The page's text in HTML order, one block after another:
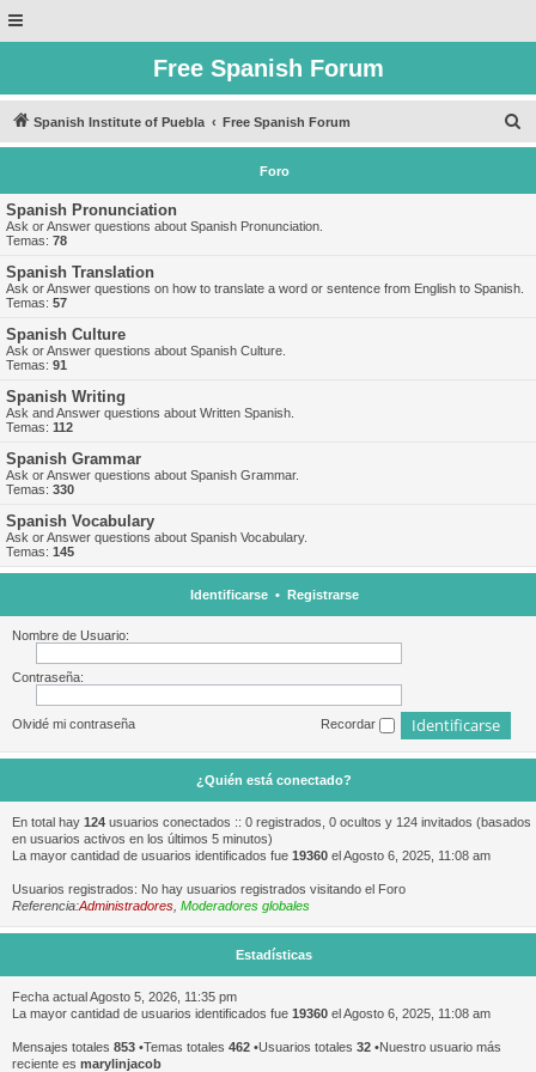
Free Spanish Forum
Spanish Institute of Puebla Free Spanish Forum
u
Foro
Spanish Pronunciation
Ask or Answer questions about Spanish Pronunciation.
Temas: 78
Spanish Translation
Ask or Answer questions on how to translate a word or sentence from English to Spanish.
Temas: 57
Spanish Culture
Ask or Answer questions about Spanish Culture.
Temas: 91
Spanish Writing
Ask and Answer questions about Written Spanish.
Temas: 112
Spanish Grammar
Ask or Answer questions about Spanish Grammar.
Temas: 330
Spanish Vocabulary
Ask or Answer questions about Spanish Vocabulary.
Temas: 145
Identificarse• Registrarse
Nombre de Usuario:
Contraseña:
Olvidé mi contraseña Recordar
¿Quién está conectado?
En total hay 124 usuarios conectados :: 0 registrados, 0 ocultos y 124 invitados (basados
en usuarios activos en los últimos 5 minutos)
La mayor cantidad de usuarios identificados fue 19360 el Agosto 6, 2025, 11:08 am
Usuarios registrados: No hay usuarios registrados visitando el Foro
Referencia:Administradores Moderadores globales
Estadísticas
Fecha actual Agosto 5, 2026, 11:35 pm
La mayor cantidad de usuarios identificados fue 19360 el Agosto 6, 2025, 11:08 am
Mensajes totales 853 •Temas totales 462 •Usuarios totales 32 •Nuestro usuario más
reciente es marylinjacob